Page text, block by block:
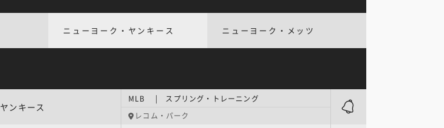
ニューヨーク・ヤンキース ニューヨーク・メッツ
ヤンキース
MLB | スプリング・トレーニング
レコム・パーク